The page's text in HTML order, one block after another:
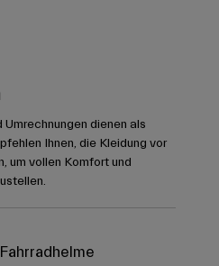
dienen als
Ihnen, die Kleidung vor
um vollen Komfort und